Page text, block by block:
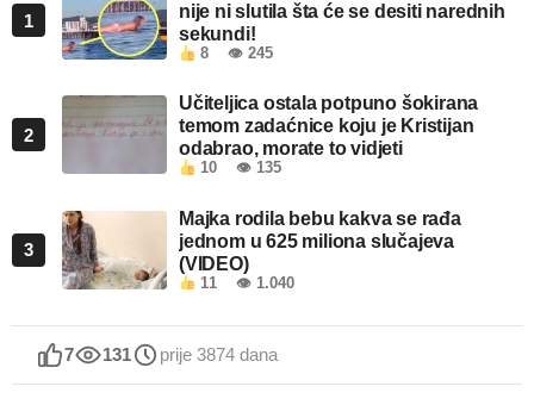
1
nije ni slutila šta će se desiti narednih
sekundi!
8 👁 245
2
Učiteljica ostala potpuno šokirana
temom zadaćnice koju je Kristijan
odabrao, morate to vidjeti
10 👁 135
3
Majka rodila bebu kakva se rađa
jednom u 625 miliona slučajeva
(VIDEO)
11 👁 1.040
7 131 prije 3874 dana